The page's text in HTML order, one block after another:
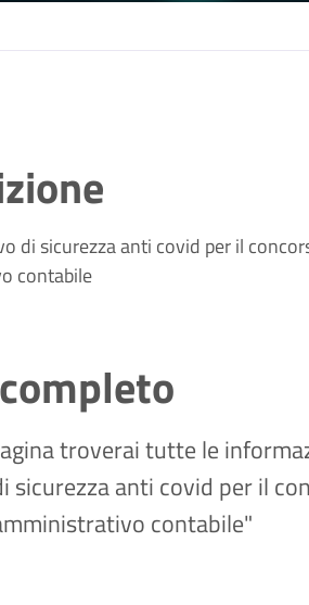
di sicurezza anti covid per il
contabile
troverai tutte le
sicurezza anti covid per il
contabile"